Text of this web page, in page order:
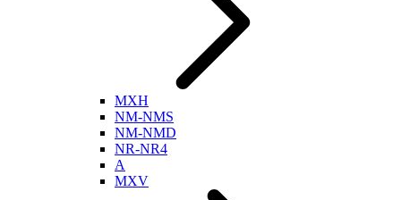
MXH
NM-NMS
NM-NMD
NR-NR4
A
MXV